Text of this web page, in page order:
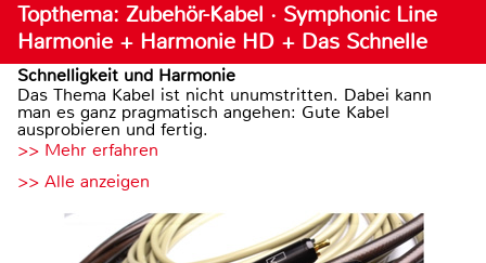
Topthema: Zubehör-Kabel · Symphonic Line
Harmonie + Harmonie HD + Das Schnelle
Schnelligkeit und Harmonie
Das Thema Kabel ist nicht unumstritten. Dabei kann
man es ganz pragmatisch angehen: Gute Kabel
ausprobieren und fertig.
>> Mehr erfahren
>> Alle anzeigen